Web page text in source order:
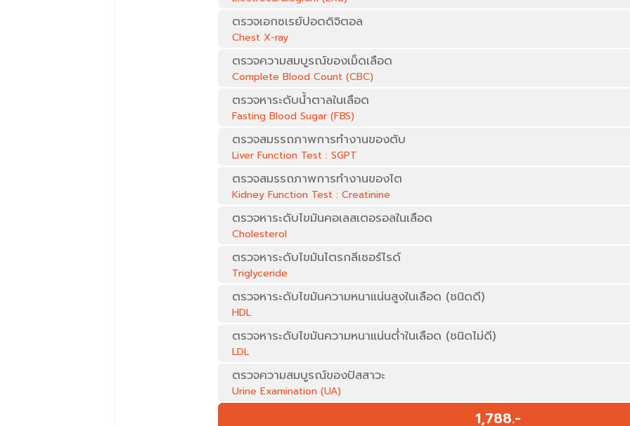
ตรวจเอกซเรย์ปอดดิจิตอล
Chest X-ray
ตรวจความสมบูรณ์ของเม็ดเลือด
Complete Blood Count (CBC)
ตรวจหาระดับน้ำตาลในเลือด
Fasting Blood Sugar (FBS)
ตรวจสมรรถภาพการทำงานของตับ
Liver Function Test : SGPT
ตรวจสมรรถภาพการทำงานของไต
Kidney Function Test : Creatinine
ตรวจหาระดับไขมันคอเลสเตอรอลในเลือด
Cholesterol
ตรวจหาระดับไขมันไตรกลีเซอร์ไรด์
Triglyceride
ตรวจหาระดับไขมันความหนาแน่นสูงในเลือด (ชนิดดี)
HDL
ตรวจหาระดับไขมันความหนาแน่นต่ำในเลือด (ชนิดไม่ดี)
LDL
ตรวจความสมบูรณ์ของปัสสาวะ
Urine Examination (UA)
1,788.-